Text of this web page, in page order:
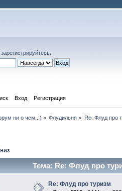
зарегистрируйтесь
Вход Регистрация
ни о чем...) » Флудильня » Re: Флуд про
Тема: Re: Флуд про
Re: Флуд про туризм